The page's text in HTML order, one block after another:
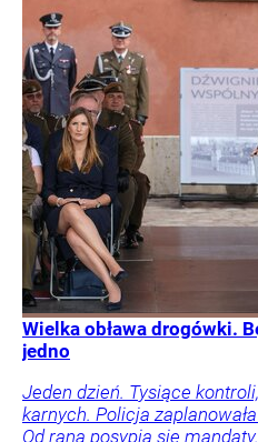
Wielka obława drogówki.
jedno
Jeden dzień. Tysiące
karnych. Policja
Od rana posypią się mandaty.